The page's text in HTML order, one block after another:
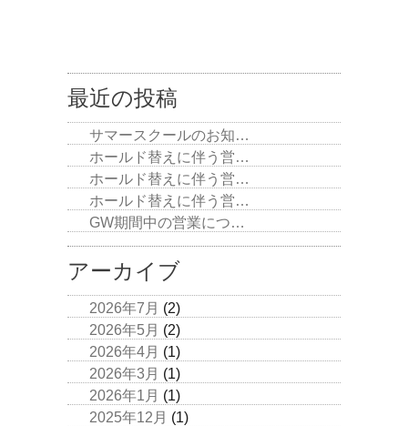
最近の投稿
サマースクールのお知…
ホールド替えに伴う営…
ホールド替えに伴う営…
ホールド替えに伴う営…
GW期間中の営業につ…
アーカイブ
2026年7月 (2)
2026年5月 (2)
2026年4月 (1)
2026年3月 (1)
2026年1月 (1)
2025年12月 (1)